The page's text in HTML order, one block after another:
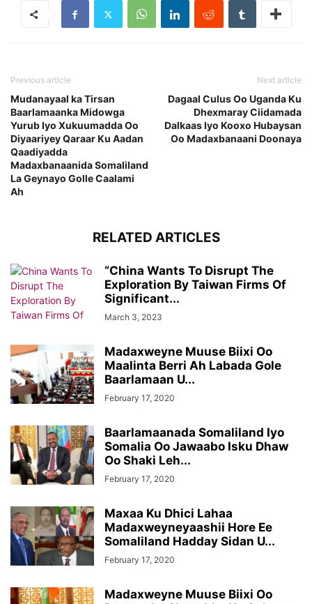
Previous article
Mudanayaal ka Tirsan
Baarlamaanka Midowga
Yurub Iyo Xukuumadda Oo
Diyaariyey Qaraar Ku Aadan
Qaadiyadda
Madaxbanaanida Somaliland
La Geynayo Golle Caalami
Ah
Next article
Dagaal Culus Oo Uganda Ku
Dhexmaray Ciidamada
Dalkaas Iyo Kooxo Hubaysan
Oo Madaxbanaani Doonaya
RELATED ARTICLES
“China Wants To Disrupt The
Exploration By Taiwan Firms Of
Significant...
March 3, 2023
Madaxweyne Muuse Biixi Oo
Maalinta Berri Ah Labada Gole
Baarlamaan U...
February 17, 2020
Baarlamaanada Somaliland Iyo
Somalia Oo Jawaabo Isku Dhaw
Oo Shaki Leh...
February 17, 2020
Maxaa Ku Dhici Lahaa
Madaxweyneyaashii Hore Ee
Somaliland Hadday Sidan U...
February 17, 2020
Madaxweyne Muuse Biixi Oo